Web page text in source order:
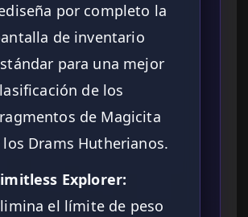
por completo la
de inventario
para una mejor
de los
de Magicita
los Drams Hutherianos.
Explorer:
el límite de peso